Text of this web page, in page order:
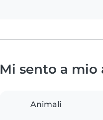
Mi sento a mio
Animali